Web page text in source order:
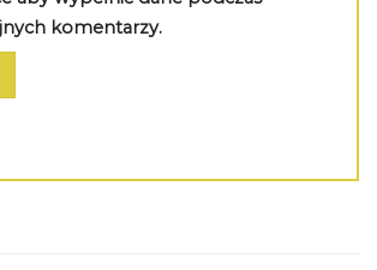
komentarzy.